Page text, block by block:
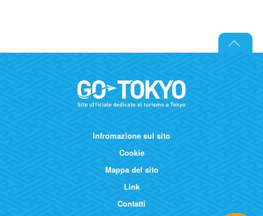
Infromazione sul sito
Cookie
Mappa del sito
Link
Contatti